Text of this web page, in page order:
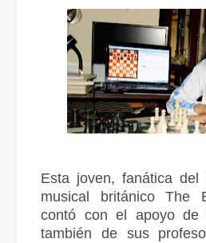
Esta joven, fanática del
musical británico The
contó con el apoyo de
también de sus